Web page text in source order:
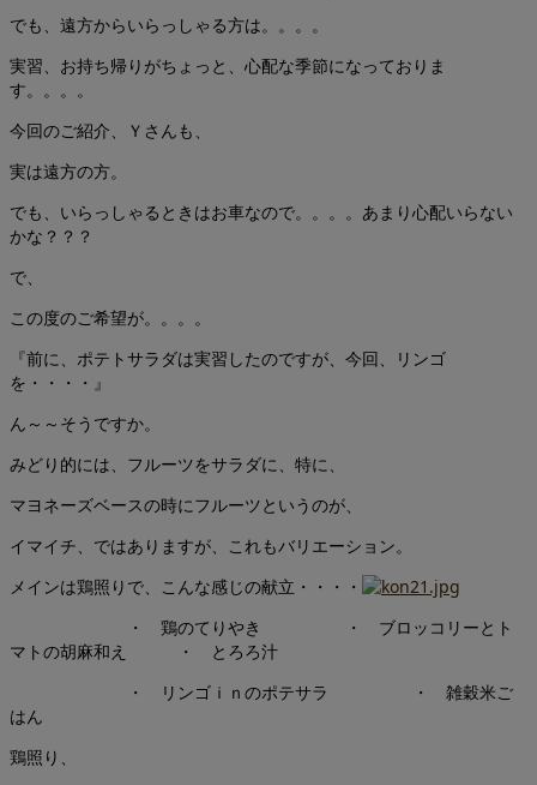
でも、遠方からいらっしゃる方は。。。。
実習、お持ち帰りがちょっと、心配な季節になっておりま
す。。。。
今回のご紹介、Ｙさんも、
実は遠方の方。
でも、いらっしゃるときはお車なので。。。。あまり心配いらない
かな？？？
で、
この度のご希望が。。。。
『前に、ポテトサラダは実習したのですが、今回、リンゴ
を・・・・』
ん～～そうですか。
みどり的には、フルーツをサラダに、特に、
マヨネーズベースの時にフルーツというのが、
イマイチ、ではありますが、これもバリエーション。
メインは鶏照りで、こんな感じの献立・・・・
・ 鶏のてりやき ・ ブロッコリーとト
マトの胡麻和え ・ とろろ汁
・ リンゴｉｎのポテサラ ・ 雑穀米ご
はん
鶏照り、